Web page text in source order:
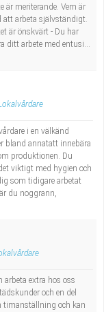
är meriterande. Vem är
att arbeta självständigt.
är önskvärt - Du har
ditt arbete med entusi...
i en välkänd
bland annatatt innebära
produktionen. Du
viktigt med hygien och
som tidigare arbetat
du noggrann,
arbeta extra hos oss
och en del
timanställning och kan